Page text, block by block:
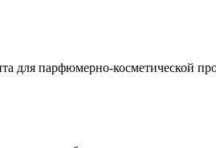
для парфюмерно-косметической